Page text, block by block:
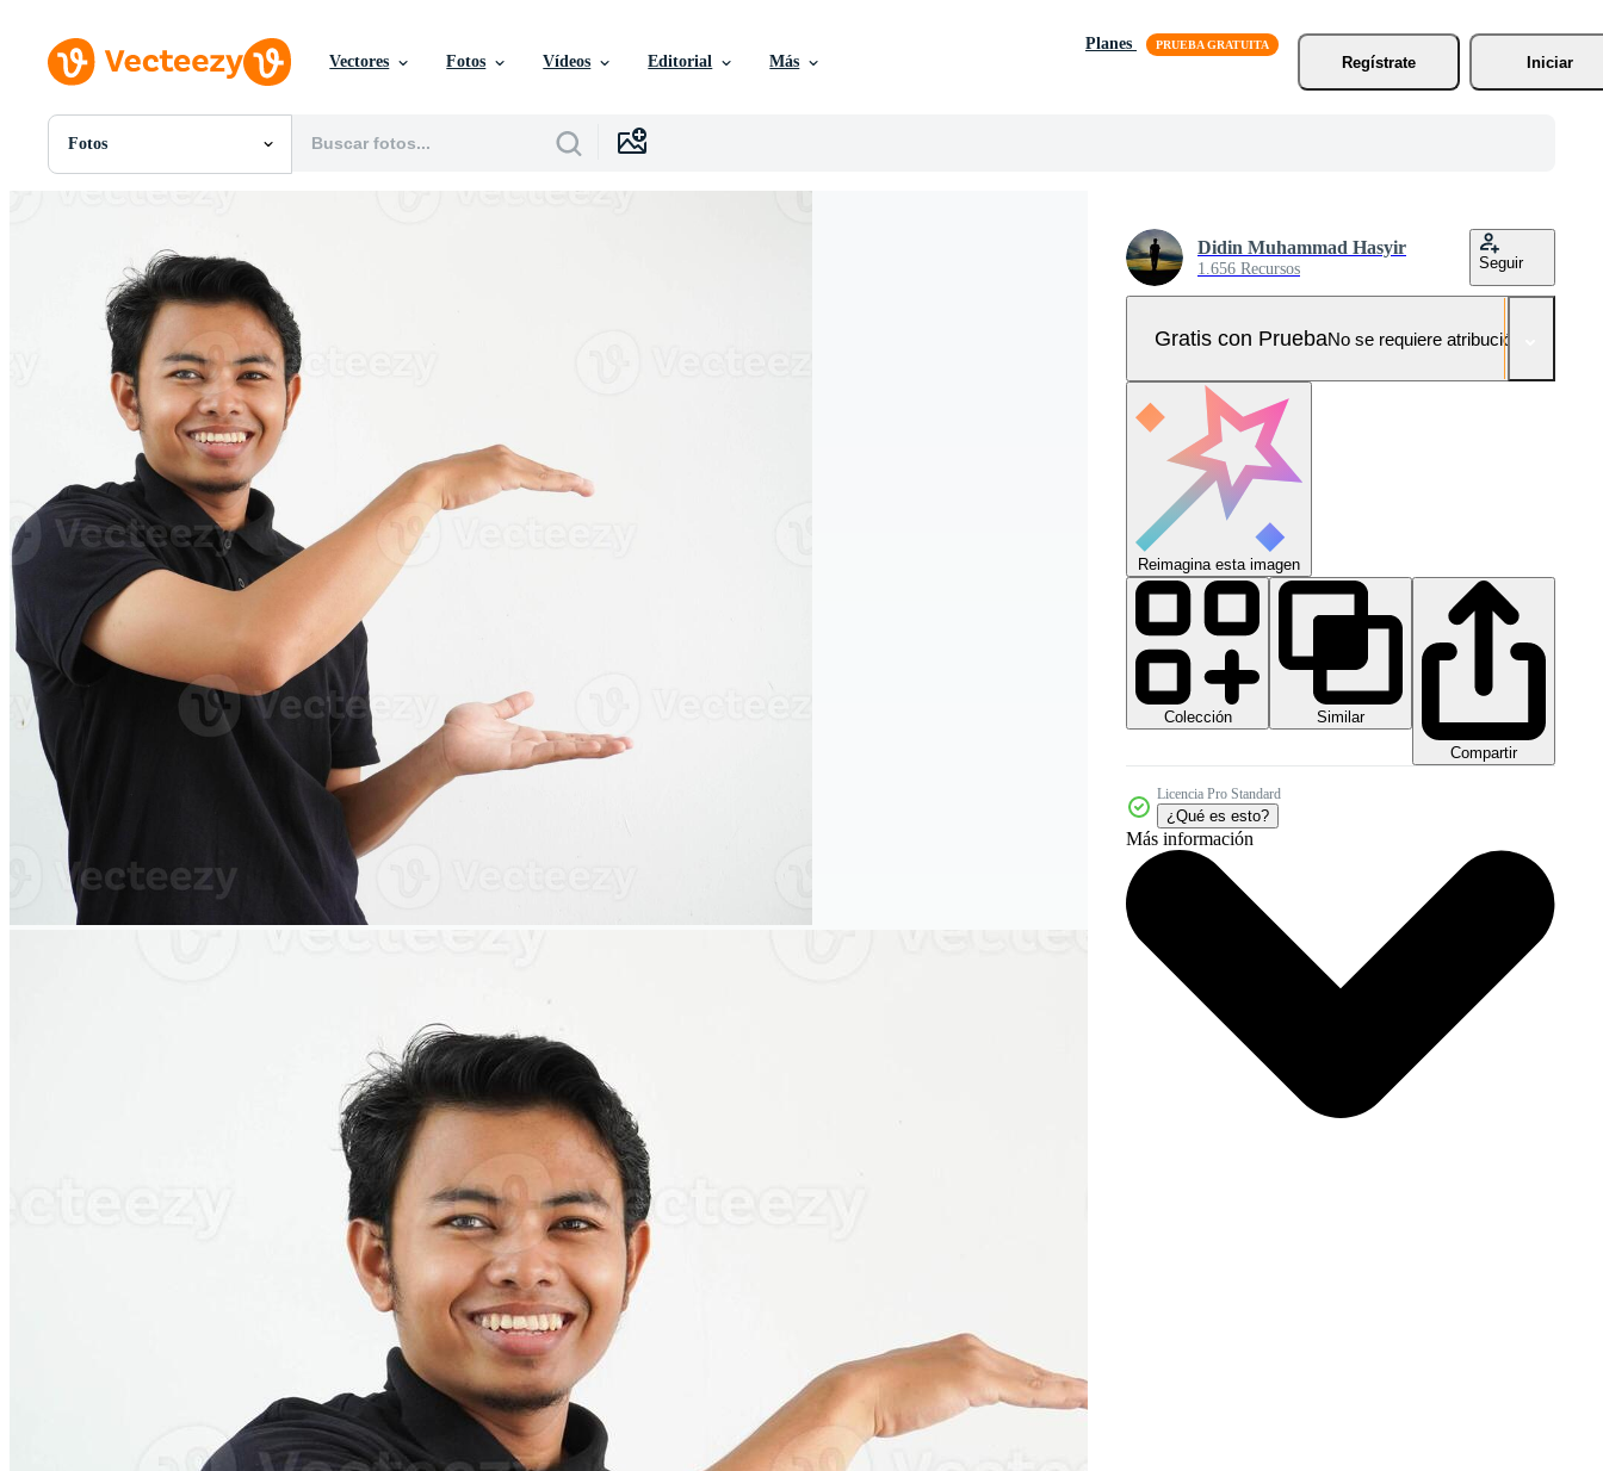
Vectores Fotos Vídeos Editorial Más
Planes
Regístrate
Iniciar
Fotos
Todas Imágenes
SVGs
Plantillas
Vectores
Videos
Gráficos en Movimiento
Imágenes Editoriales
Eventos Editoriales
Didin Muhammad Hasyir
1.656 Recursos Seguir
Gratis con PruebaNo se requiere atribución!
Reimagina esta imagen
Colección
Similar
Compartir
Licencia Pro Standard
¿Qué es esto?
Más información